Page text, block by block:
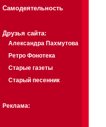
Самодеятельность
Друзья сайта:
Александра Пахмутова
Ретро Фонотека
Старые газеты
Старый песенник
Реклама: